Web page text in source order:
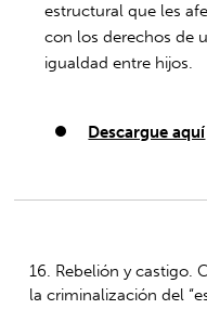
estructural que les
con los derechos de
igualdad entre hijos.
Descargue aquí
16. Rebelión y castigo.
la criminalización del